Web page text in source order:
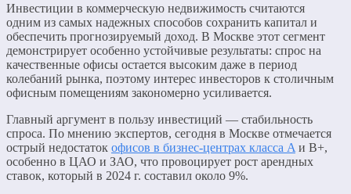
Инвестиции в коммерческую недвижимость считаются
одним из самых надежных способов сохранить капитал и
обеспечить прогнозируемый доход. В Москве этот сегмент
демонстрирует особенно устойчивые результаты: спрос на
качественные офисы остается высоким даже в период
колебаний рынка, поэтому интерес инвесторов к столичным
офисным помещениям закономерно усиливается.
Главный аргумент в пользу инвестиций — стабильность
спроса. По мнению экспертов, сегодня в Москве отмечается
острый недостаток офисов в бизнес-центрах класса A и B+,
особенно в ЦАО и ЗАО, что провоцирует рост арендных
ставок, который в 2024 г. составил около 9%.